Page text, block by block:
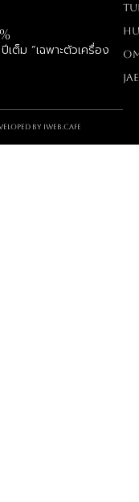
ต็ม “เฉพาะตัวเครื่อง
by iWeb.cafe